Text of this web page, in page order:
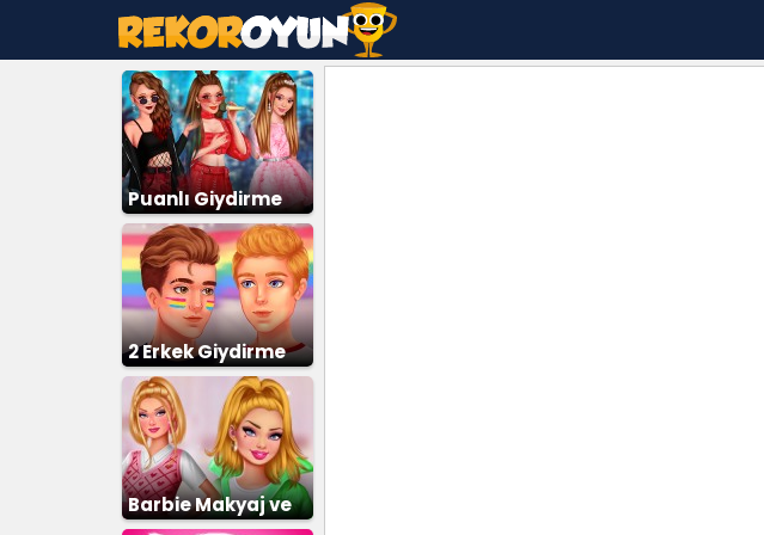
Puanlı Giydirme
2 Erkek Giydirme
Barbie Makyaj ve